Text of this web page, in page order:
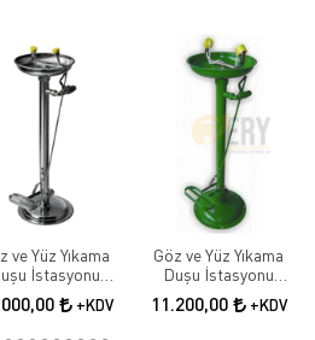
ve Yüz Yıkama
İstasyonu
Yıkama
Boy Tipi, El,
+KDV
Göz ve Yüz Yıkama
Duşu İstasyonu
Göz,yüz Yıkama
Çeşmesi, Boy Tipi, El,
11.200,00 +KDV